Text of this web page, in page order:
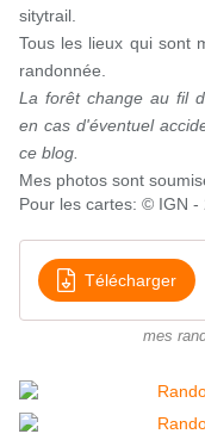
sitytrail.
Tous les lieux qui sont
randonnée.
La forêt change au fil
en cas d'éventuel
ce blog.
Mes photos sont
Pour les cartes: © IGN -
Télécharger
mes